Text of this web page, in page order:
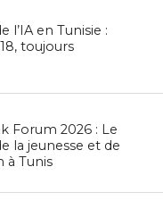
l’IA en Tunisie :
toujours
Forum 2026 : Le
la jeunesse et de
à Tunis